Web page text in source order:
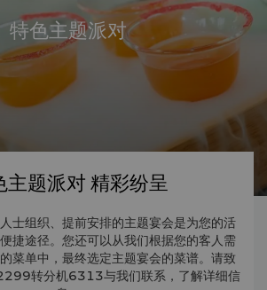
特色主题派对
主题派对 精彩纷呈
士组织、提前安排的主题宴会是为您的活
捷途径。您还可以从我们根据您的客人需
菜单中，最终选定主题宴会的菜谱。请致
转分机6313与我们联系，了解详细信